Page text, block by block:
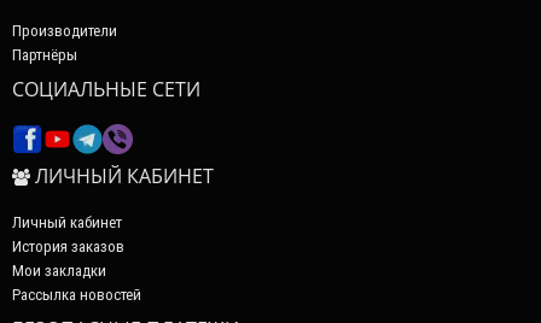
Производители
Партнёры
СОЦИАЛЬНЫЕ СЕТИ
ЛИЧНЫЙ КАБИНЕТ
Личный кабинет
История заказов
Мои закладки
Рассылка новостей